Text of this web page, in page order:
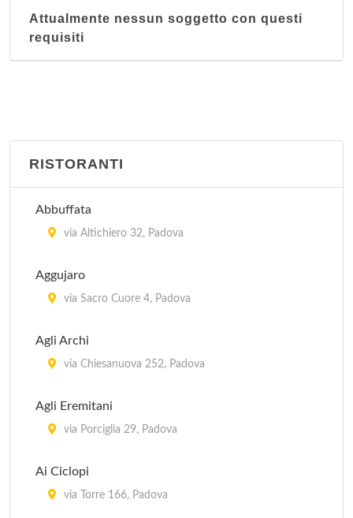
Attualmente nessun soggetto con questi
requisiti
RISTORANTI
Abbuffata
via Altichiero 32, Padova
Aggujaro
via Sacro Cuore 4, Padova
Agli Archi
via Chiesanuova 252, Padova
Agli Eremitani
via Porciglia 29, Padova
Ai Ciclopi
via Torre 166, Padova